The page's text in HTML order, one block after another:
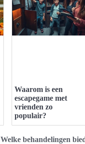
Waarom is een
escapegame met
vrienden zo
populair?
Welke behandelingen